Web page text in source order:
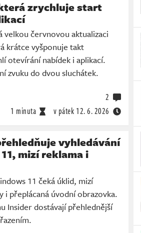
zrychluje start
červnovou aktualizaci
krátce vyšponuje takt
otevírání nabídek i aplikací.
zvuku do dvou sluchátek.
1 minuta v pátek 12. 6. 2026
2
vyhledávání
mizí reklama i
11 čeká úklid, mizí
i přeplácaná úvodní obrazovka.
Insider dostávají přehlednější